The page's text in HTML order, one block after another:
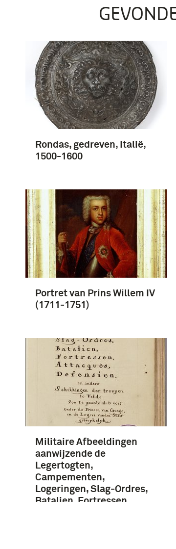
Rondas, gedreven, Italië,
1500-1600
Portret van Prins Willem IV
(1711-1751)
Militaire Afbeeldingen
aanwijzende de
Legertogten,
Campementen,
Logeringen, Slag-Ordres,
Batalien, Fortressen,